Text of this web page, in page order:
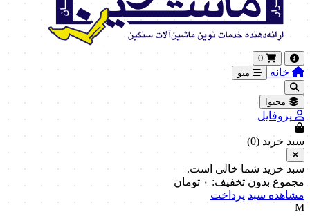
0
خانه منو
محتوا
پروفایل
سبد خرید (0
)
سبد خرید شما خالی است.
مجموع بدون تخفیف: ۰ تومان
مشاهده سبد پرداخت
M